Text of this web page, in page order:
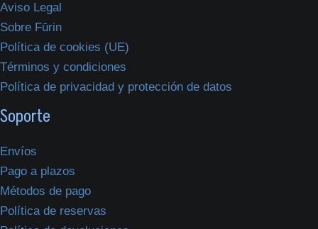
Aviso Legal
Sobre Fūrin
Política de cookies (UE)
Términos y condiciones
Política de privacidad y protección de datos
Soporte
Envíos
Pago a plazos
Métodos de pago
Política de reservas